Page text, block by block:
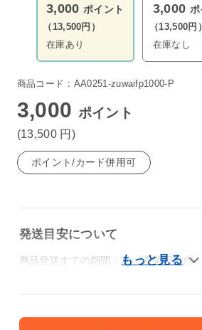
3,000 ポイント
（13,500円）
在庫あり
3,000
（13,500円）
在庫なし
商品コード：AA0251-zuwaifp1000-P
3,000 ポイント
(13,500 円 )
ポイント/カード併用可
発送目安について
商品発送までの期間：2～3営業日以内